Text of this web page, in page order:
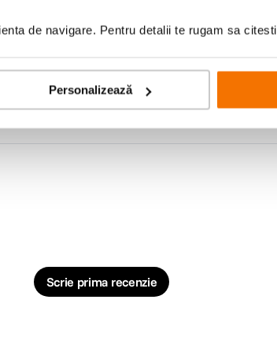
de navigare. Pentru detalii te rugam sa citesti
Personalizează
Scrie prima recenzie